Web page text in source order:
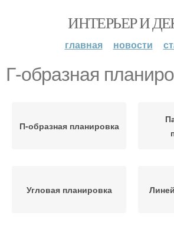
ИНТЕРЬЕР И
главная новости
Г-образная
П-образная планировка
Угловая планировка